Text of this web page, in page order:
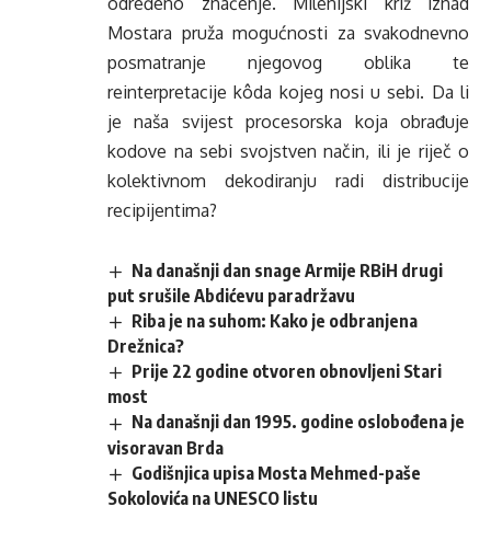
Mostara pruža mogućnosti za svakodnevno
posmatranje njegovog oblika te
reinterpretacije kôda kojeg nosi u sebi. Da li
je naša svijest procesorska koja obrađuje
kodove na sebi svojstven način, ili je riječ o
kolektivnom dekodiranju radi distribucije
recipijentima?
Na današnji dan snage Armije RBiH drugi
put srušile Abdićevu paradržavu
Riba je na suhom: Kako je odbranjena
Drežnica?
Prije 22 godine otvoren obnovljeni Stari
most
Na današnji dan 1995. godine oslobođena je
visoravan Brda
Godišnjica upisa Mosta Mehmed-paše
Sokolovića na UNESCO listu